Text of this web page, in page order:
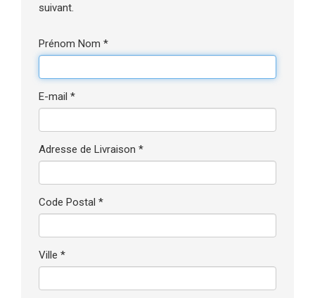
suivant.
Prénom Nom *
E-mail *
Adresse de Livraison *
Code Postal *
Ville *